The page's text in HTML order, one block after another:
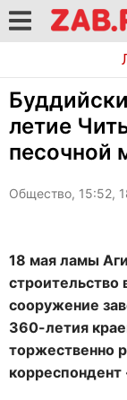
летие
песочной
Общество, 15:52,
18 мая ламы
строительство
сооружение
360-летия
торжественно